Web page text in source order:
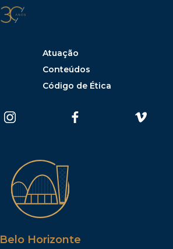
Atuação
Conteúdos
Código de Ética
Belo Horizonte